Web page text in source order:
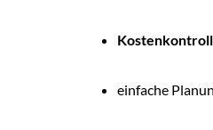
einfache